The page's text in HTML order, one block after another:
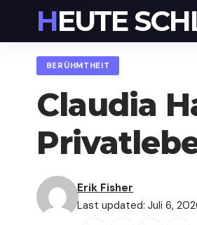
HEUTE
BERÜHMTHEIT
Claudia
Last updated: Juli 6,
Erik Fisher